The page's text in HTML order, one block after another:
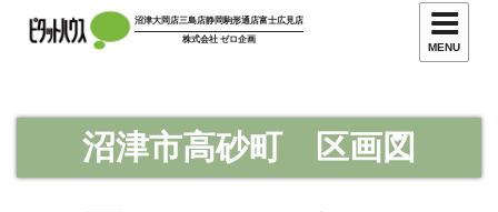
ツ
沼津大岡店三島店静岡駒形通店富士広見店
株式会社 ゼロ企画
MENU
沼津市高砂町 区画図